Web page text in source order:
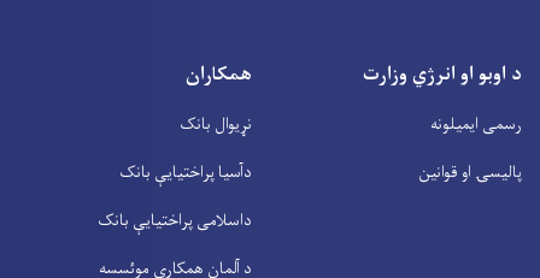
د اوبو او انرژي وزارت
رسمی ایمیلونه
پالیسۍ او قوانین
همکاران
نړیوال بانک
دآسیا پراختیايې بانک
داسلامی پراختیايې بانک
د آلمان همکاری موئسسه